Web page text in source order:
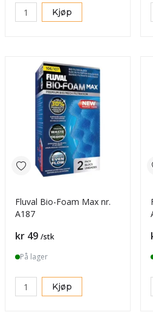
Kjøp
Fluval Bio-Foam Max nr.
A187
Pris
kr 49 /stk
På lager
Kjøp